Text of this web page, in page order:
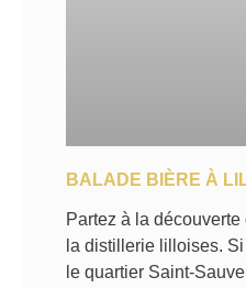
BALADE BIÈRE À
Partez à la
la distillerie lilloises.
le quartier Saint-